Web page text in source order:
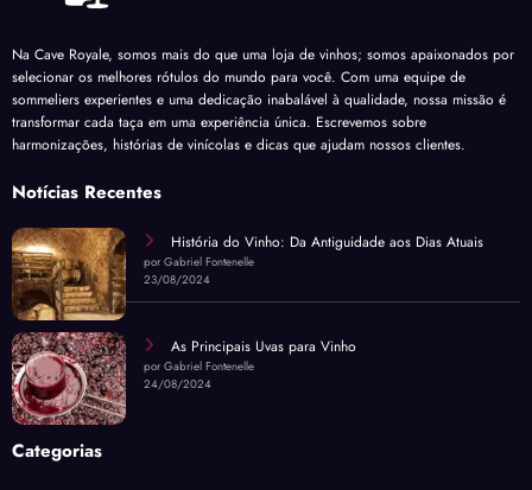
Na Cave Royale, somos mais do que uma loja de vinhos; somos apaixonados por
selecionar os melhores rótulos do mundo para você. Com uma equipe de
sommeliers experientes e uma dedicação inabalável à qualidade, nossa missão é
transformar cada taça em uma experiência única. Escrevemos sobre
harmonizações, histórias de vinícolas e dicas que ajudam nossos clientes.
Notícias Recentes
História do Vinho: Da Antiguidade aos Dias Atuais
por Gabriel Fontenelle
23/08/2024
As Principais Uvas para Vinho
por Gabriel Fontenelle
24/08/2024
Categorias